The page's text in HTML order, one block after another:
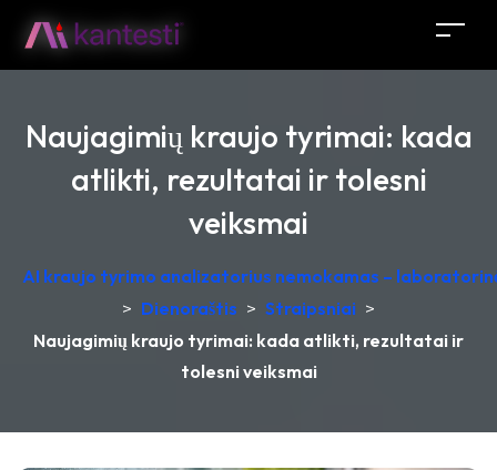
Naujagimių kraujo tyrimai: kada
atlikti, rezultatai ir tolesni
veiksmai
AI kraujo tyrimo analizatorius nemokamas –
> Dienoraštis > Straipsniai >
Naujagimių kraujo tyrimai: kada atlikti, rezultatai ir
tolesni veiksmai